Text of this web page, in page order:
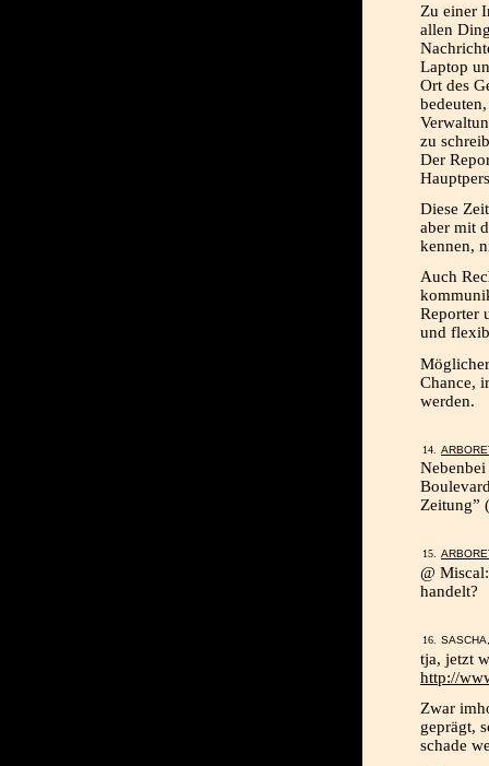
Zu einer
allen
Laptop
Ort des
zu
Der
Diese
aber mit
kennen,
Auch
Reporter
und
Chance,
werden.
Zeitung”
@
handelt?
tja, jetzt
http://
Zwar
geprägt,
schade